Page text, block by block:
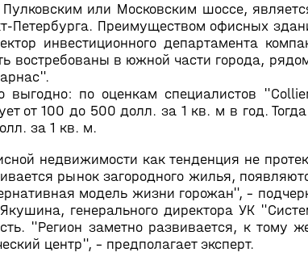
или Московским шоссе,
Петербурга. Преимуществом офисных
инвестиционного департамента
востребованы в южной части города,
по оценкам специалистов
от 100 до 500 долл. за 1 кв. м в год.
за 1 кв. м.
недвижимости как тенденция не
рынок загородного жилья,
модель жизни горожан", –
генерального директора УК
"Регион заметно развивается, к тому
центр", – предполагает эксперт.